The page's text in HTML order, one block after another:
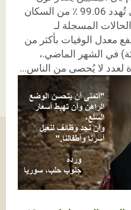
موجة ثالثة من كوفيد19 والتي تُهدد 99.06 ٪ من السكان
المسجلة لـ
إرتفع معدل الوفيات بأكثر من
في المائة) في الشهر الماضي.،
لعدد لا يُحصى من الناس...